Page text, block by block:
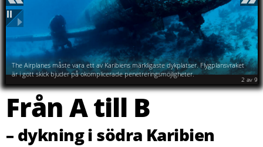
Shop
Kontakt
Sök
Antilla är Karibiens näst
största vrak. Tyvärr är hon
så gammal att man inte
längre får göra några
djupare penetreringar i
skrovet.
Föregående
Pausa
Nästa
2 av 9
Från A till B
– dykning i södra Karibien